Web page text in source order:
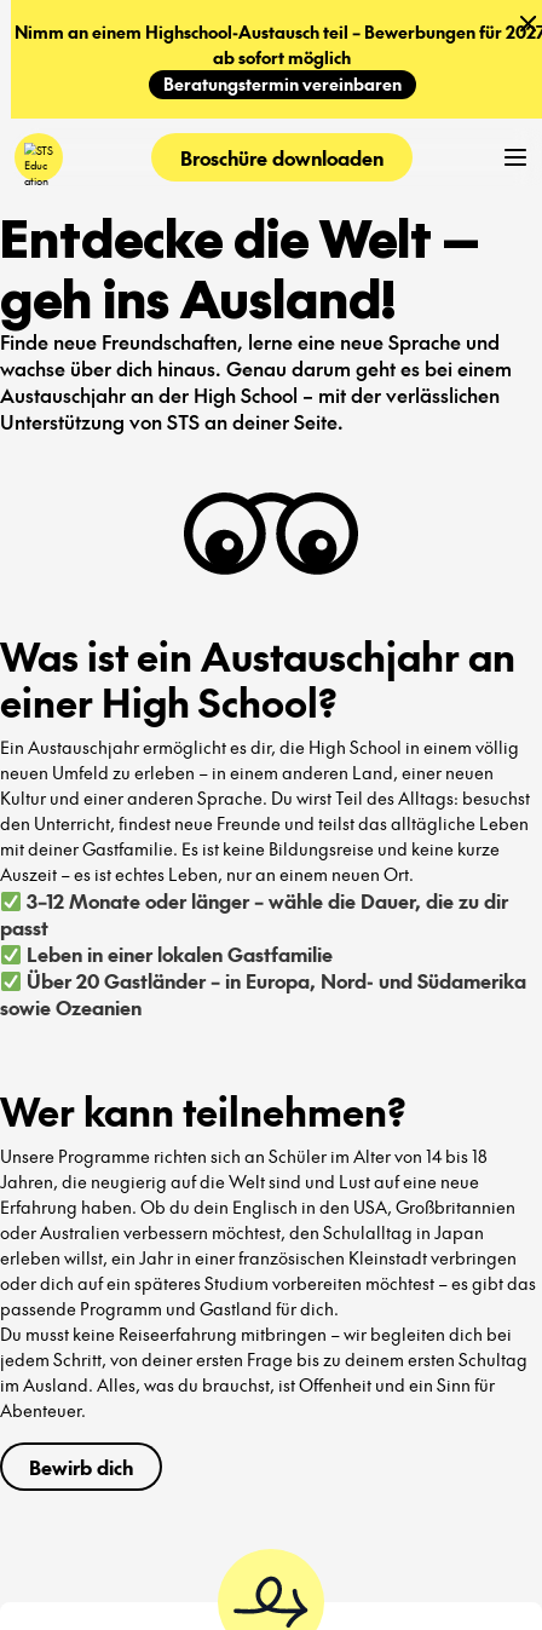
Nimm an einem Highschool-Austausch teil – Bewerbungen für
ab sofort möglich
Beratungstermin vereinbaren
Broschüre downloaden
Entdecke die Welt —
geh ins Ausland!
Finde neue Freundschaften, lerne eine neue Sprache und
wachse über dich hinaus. Genau darum geht es bei einem
Austauschjahr an der High School – mit der verlässlichen
Unterstützung von STS an deiner Seite.
Was ist ein Austauschjahr an
einer High School?
Ein Austauschjahr ermöglicht es dir, die High School in einem völlig
neuen Umfeld zu erleben – in einem anderen Land, einer neuen
Kultur und einer anderen Sprache. Du wirst Teil des Alltags: besuchst
den Unterricht, findest neue Freunde und teilst das alltägliche Leben
mit deiner Gastfamilie. Es ist keine Bildungsreise und keine kurze
Auszeit – es ist echtes Leben, nur an einem neuen Ort.
3–12 Monate oder länger – wähle die Dauer, die zu dir
passt
Leben in einer lokalen Gastfamilie
Über 20 Gastländer – in Europa, Nord- und Südamerika
sowie Ozeanien
Wer kann teilnehmen?
Unsere Programme richten sich an Schüler im Alter von 14 bis 18
Jahren, die neugierig auf die Welt sind und Lust auf eine neue
Erfahrung haben. Ob du dein Englisch in den USA, Großbritannien
oder Australien verbessern möchtest, den Schulalltag in Japan
erleben willst, ein Jahr in einer französischen Kleinstadt verbringen
oder dich auf ein späteres Studium vorbereiten möchtest – es gibt das
passende Programm und Gastland für dich.
Du musst keine Reiseerfahrung mitbringen – wir begleiten dich bei
jedem Schritt, von deiner ersten Frage bis zu deinem ersten Schultag
im Ausland. Alles, was du brauchst, ist Offenheit und ein Sinn für
Abenteuer.
Bewirb dich